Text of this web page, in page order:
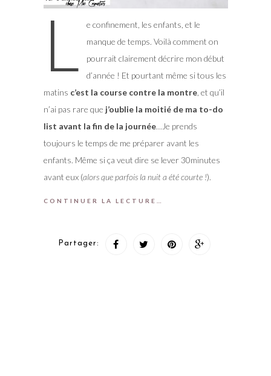
L
e confinement, les enfants, et le
manque de temps. Voilà comment on
pourrait clairement décrire mon début
d’année ! Et pourtant même si tous les
matins c’est la course contre la montre, et qu’il
n’ai pas rare que j’oublie la moitié de ma to-do
list avant la fin de la journée…Je prends
toujours le temps de me préparer avant les
enfants. Même si ça veut dire se lever 30minutes
avant eux (alors que parfois la nuit a été courte !).
CONTINUER LA LECTURE…
Partager: